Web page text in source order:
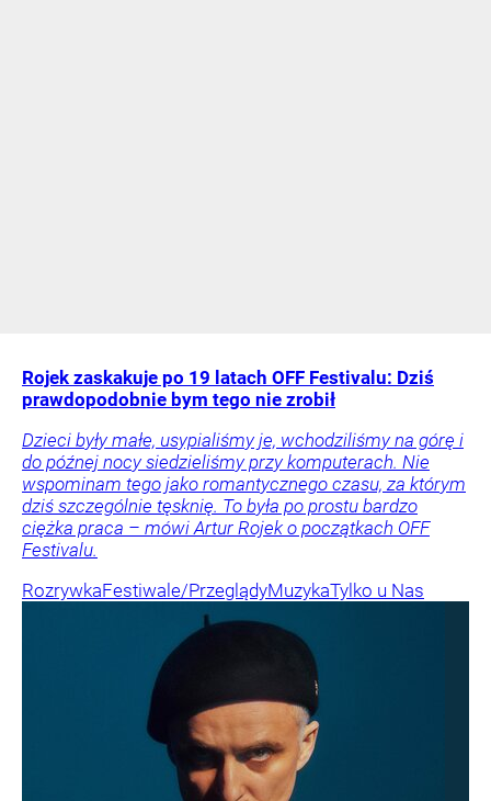
Rojek zaskakuje po 19 latach OFF Festivalu: Dziś
prawdopodobnie bym tego nie zrobił
Dzieci były małe, usypialiśmy je, wchodziliśmy na górę i
do późnej nocy siedzieliśmy przy komputerach. Nie
wspominam tego jako romantycznego czasu, za którym
dziś szczególnie tęsknię. To była po prostu bardzo
ciężka praca – mówi Artur Rojek o początkach OFF
Festivalu.
RozrywkaFestiwale/PrzeglądyMuzykaTylko u Nas